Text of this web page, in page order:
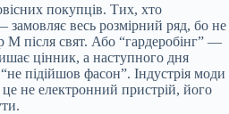
покупців. Тих, хто
замовляє весь розмірний ряд, бо не
М після свят. Або “гардеробінг” —
цінник, а наступного дня
підійшов фасон”. Індустрія моди
не електронний пристрій, його